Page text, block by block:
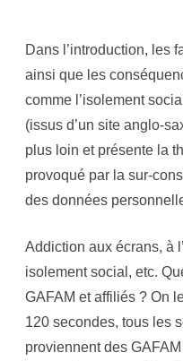
t
u
!
Dans l’introduction, les
ainsi que les
comme l’isolement
(issus d’un site anglo-
plus loin et présente la
provoqué par la sur-
des données
Addiction aux écrans, à
isolement social, etc.
GAFAM et affiliés ? On
120 secondes, tous les
proviennent des